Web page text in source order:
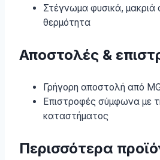
Στέγνωμα φυσικά, μακριά
θερμότητα
Αποστολές &
Γρήγορη αποστολή από
Επιστροφές σύμφωνα με
καταστήματος
Περισσότερα